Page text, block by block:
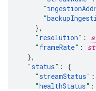
"
"
},
" resolution" :
" frameRate" :
},
"status" :
"streamStatus" :
"healthStatus" :